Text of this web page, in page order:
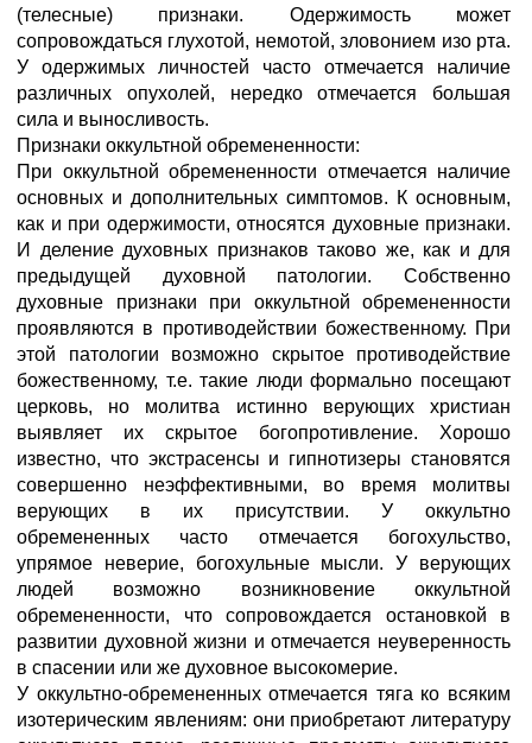
(телесные) признаки. Одержимость может
сопровождаться глухотой, немотой, зловонием изо рта.
У одержимых личностей часто отмечается наличие
различных опухолей, нередко отмечается большая
сила и выносливость.
Признаки оккультной обремененности:
При оккультной обремененности отмечается наличие
основных и дополнительных симптомов. К основным,
как и при одержимости, относятся духовные признаки.
И деление духовных признаков таково же, как и для
предыдущей духовной патологии. Собственно
духовные признаки при оккультной обремененности
проявляются в противодействии божественному. При
этой патологии возможно скрытое противодействие
божественному, т.е. такие люди формально посещают
церковь, но молитва истинно верующих христиан
выявляет их скрытое богопротивление. Хорошо
известно, что экстрасенсы и гипнотизеры становятся
совершенно неэффективными, во время молитвы
верующих в их присутствии. У оккультно
обремененных часто отмечается богохульство,
упрямое неверие, богохульные мысли. У верующих
людей возможно возникновение оккультной
обремененности, что сопровождается остановкой в
развитии духовной жизни и отмечается неуверенность
в спасении или же духовное высокомерие.
У оккультно-обремененных отмечается тяга ко всяким
изотерическим явлениям: они приобретают литературу